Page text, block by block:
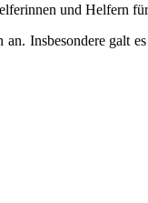
und Helfern
Insbesondere galt